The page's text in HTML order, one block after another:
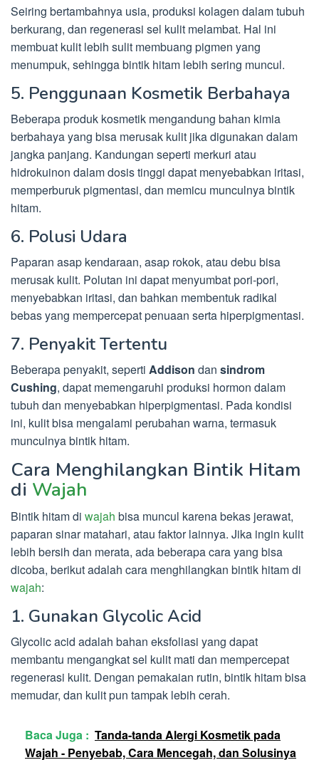
Seiring bertambahnya usia, produksi kolagen dalam tubuh
berkurang, dan regenerasi sel kulit melambat. Hal ini
membuat kulit lebih sulit membuang pigmen yang
menumpuk, sehingga bintik hitam lebih sering muncul.
5. Penggunaan Kosmetik Berbahaya
Beberapa produk kosmetik mengandung bahan kimia
berbahaya yang bisa merusak kulit jika digunakan dalam
jangka panjang. Kandungan seperti merkuri atau
hidrokuinon dalam dosis tinggi dapat menyebabkan iritasi,
memperburuk pigmentasi, dan memicu munculnya bintik
hitam.
6. Polusi Udara
Paparan asap kendaraan, asap rokok, atau debu bisa
merusak kulit. Polutan ini dapat menyumbat pori-pori,
menyebabkan iritasi, dan bahkan membentuk radikal
bebas yang mempercepat penuaan serta hiperpigmentasi.
7. Penyakit Tertentu
Beberapa penyakit, seperti Addison dan sindrom
Cushing, dapat memengaruhi produksi hormon dalam
tubuh dan menyebabkan hiperpigmentasi. Pada kondisi
ini, kulit bisa mengalami perubahan warna, termasuk
munculnya bintik hitam.
Cara Menghilangkan Bintik Hitam
di Wajah
Bintik hitam di wajah bisa muncul karena bekas jerawat,
paparan sinar matahari, atau faktor lainnya. Jika ingin kulit
lebih bersih dan merata, ada beberapa cara yang bisa
dicoba, berikut adalah cara menghilangkan bintik hitam di
wajah:
1. Gunakan Glycolic Acid
Glycolic acid adalah bahan eksfoliasi yang dapat
membantu mengangkat sel kulit mati dan mempercepat
regenerasi kulit. Dengan pemakaian rutin, bintik hitam bisa
memudar, dan kulit pun tampak lebih cerah.
Baca Juga : Tanda-tanda Alergi Kosmetik pada
Wajah - Penyebab, Cara Mencegah, dan Solusinya